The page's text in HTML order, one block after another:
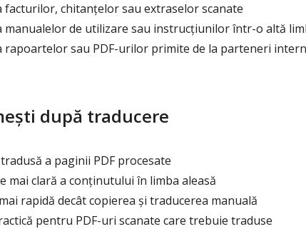
facturilor, chitanțelor sau extraselor scanate
manualelor de utilizare sau instrucțiunilor într-o altă
rapoartelor sau PDF-urilor primite de la parteneri
după traducere
a paginii PDF procesate
mai clară a conținutului în limba aleasă
rapidă decât copierea și traducerea manuală
pentru PDF-uri scanate care trebuie traduse